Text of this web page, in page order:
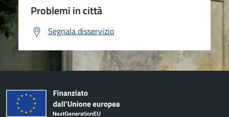
Problemi in città
Segnala disservizio